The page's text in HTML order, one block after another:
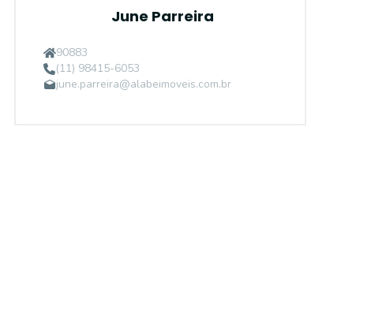
June Parreira
90883
(11) 98415-6053
june.parreira@alabeimoveis.com.br